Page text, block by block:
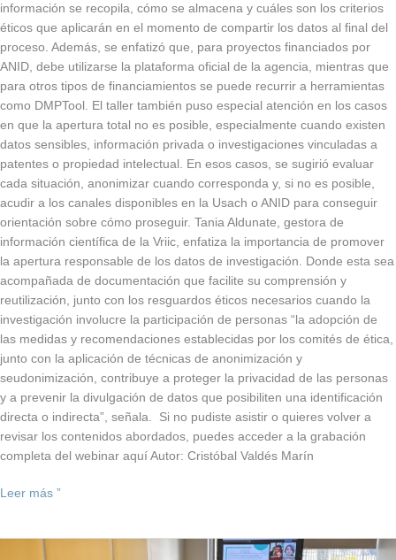
información se recopila, cómo se almacena y cuáles son los criterios
éticos que aplicarán en el momento de compartir los datos al final del
proceso. Además, se enfatizó que, para proyectos financiados por
ANID, debe utilizarse la plataforma oficial de la agencia, mientras que
para otros tipos de financiamientos se puede recurrir a herramientas
como DMPTool. El taller también puso especial atención en los casos
en que la apertura total no es posible, especialmente cuando existen
datos sensibles, información privada o investigaciones vinculadas a
patentes o propiedad intelectual. En esos casos, se sugirió evaluar
cada situación, anonimizar cuando corresponda y, si no es posible,
acudir a los canales disponibles en la Usach o ANID para conseguir
orientación sobre cómo proseguir. Tania Aldunate, gestora de
información científica de la Vriic, enfatiza la importancia de promover
la apertura responsable de los datos de investigación. Donde esta sea
acompañada de documentación que facilite su comprensión y
reutilización, junto con los resguardos éticos necesarios cuando la
investigación involucre la participación de personas “la adopción de
las medidas y recomendaciones establecidas por los comités de ética,
junto con la aplicación de técnicas de anonimización y
seudonimización, contribuye a proteger la privacidad de las personas
y a prevenir la divulgación de datos que posibiliten una identificación
directa o indirecta”, señala. Si no pudiste asistir o quieres volver a
revisar los contenidos abordados, puedes acceder a la grabación
completa del webinar aquí Autor: Cristóbal Valdés Marín
Leer más ”